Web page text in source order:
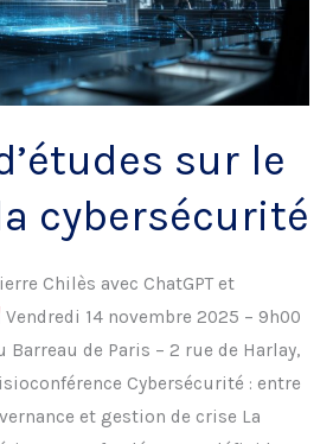
sur le
cybersécurité
Chilès avec ChatGPT et
Vendredi 14 novembre 2025 – 9h00
Barreau de Paris – 2 rue de Harlay,
Cybersécurité : entre
et gestion de crise La